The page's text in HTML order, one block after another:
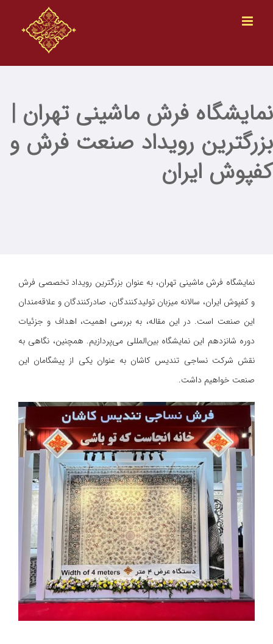
نمایشگاه فرش ماشینی تهران |
بزرگترین رویداد صنعت فرش و
کفپوش ایران
نمایشگاه فرش ماشینی تهران، به عنوان بزرگترین رویداد تخصصی فرش
و کفپوش ایران، سالانه میزبان تولیدکنندگان، صادرکنندگان و علاقه‌مندان
این صنعت است. در این مقاله، به بررسی اهمیت، اهداف و جزئیات
دوره شانزدهم این نمایشگاه بین‌المللی می‌پردازیم. همچنین، نگاهی به
نقش شرکت نساجی تندیس کاشان به عنوان یکی از پیشگامان این
صنعت خواهیم داشت.